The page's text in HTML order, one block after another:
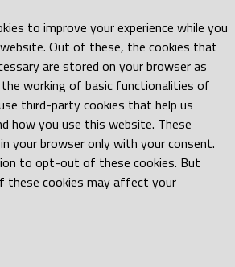
to improve your experience while you
Out of these, the cookies that
are stored on your browser as
working of basic functionalities of
third-party cookies that help us
how you use this website. These
your browser only with your consent.
to opt-out of these cookies. But
cookies may affect your